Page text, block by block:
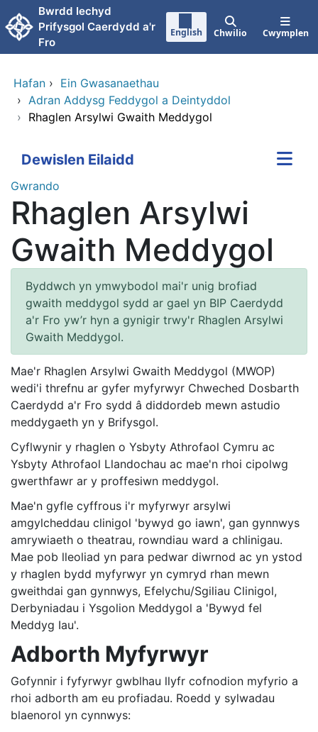
Neidio i'r prif gynnwy
Bwrdd Iechyd
Prifysgol Caerdydd a'r
Fro
English Chwilio Cwymplen
Hafan › Ein Gwasanaethau
› Adran Addysg Feddygol a Deintyddol
› Rhaglen Arsylwi Gwaith Meddygol
Dewislen Eilaidd
Gwrando
Rhaglen Arsylwi
Gwaith Meddygol
Byddwch yn ymwybodol mai'r unig brofiad
gwaith meddygol sydd ar gael yn BIP Caerdydd
a'r Fro yw’r hyn a gynigir trwy'r Rhaglen Arsylwi
Gwaith Meddygol.
Mae'r Rhaglen Arsylwi Gwaith Meddygol (MWOP)
wedi'i threfnu ar gyfer myfyrwyr Chweched Dosbarth
Caerdydd a'r Fro sydd â diddordeb mewn astudio
meddygaeth yn y Brifysgol.
Cyflwynir y rhaglen o Ysbyty Athrofaol Cymru ac
Ysbyty Athrofaol Llandochau ac mae'n rhoi cipolwg
gwerthfawr ar y proffesiwn meddygol.
Mae'n gyfle cyffrous i'r myfyrwyr arsylwi
amgylcheddau clinigol 'bywyd go iawn', gan gynnwys
amrywiaeth o theatrau, rowndiau ward a chlinigau.
Mae pob lleoliad yn para pedwar diwrnod ac yn ystod
y rhaglen bydd myfyrwyr yn cymryd rhan mewn
gweithdai gan gynnwys, Efelychu/Sgiliau Clinigol,
Derbyniadau i Ysgolion Meddygol a 'Bywyd fel
Meddyg Iau'.
Adborth Myfyrwyr
Gofynnir i fyfyrwyr gwblhau llyfr cofnodion myfyrio a
rhoi adborth am eu profiadau. Roedd y sylwadau
blaenorol yn cynnwys: